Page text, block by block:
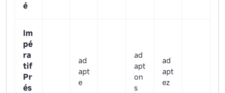
é
Im
pé
ra
tif
Pr
és
ad
apt
e
ad
apt
on
s
ad
apt
ez